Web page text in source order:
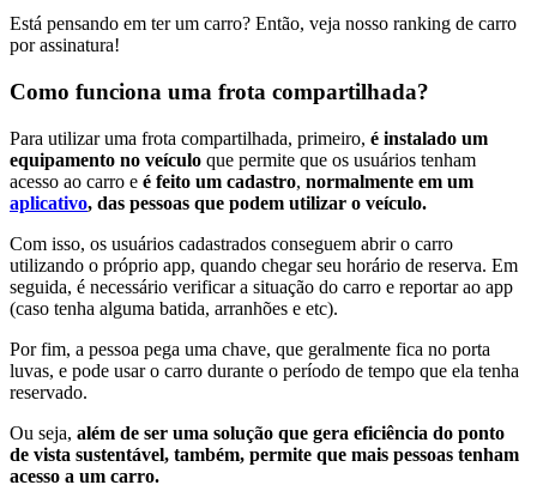
Está pensando em ter um carro? Então, veja nosso ranking de carro
por assinatura!
Como funciona uma frota compartilhada?
Para utilizar uma frota compartilhada, primeiro, é instalado um
equipamento no veículo que permite que os usuários tenham
acesso ao carro e é feito um cadastro, normalmente em um
aplicativo, das pessoas que podem utilizar o veículo.
Com isso, os usuários cadastrados conseguem abrir o carro
utilizando o próprio app, quando chegar seu horário de reserva. Em
seguida, é necessário verificar a situação do carro e reportar ao app
(caso tenha alguma batida, arranhões e etc).
Por fim, a pessoa pega uma chave, que geralmente fica no porta
luvas, e pode usar o carro durante o período de tempo que ela tenha
reservado.
Ou seja, além de ser uma solução que gera eficiência do ponto
de vista sustentável, também, permite que mais pessoas tenham
acesso a um carro.